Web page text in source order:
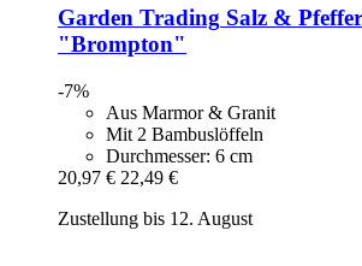
Garden Trading Salz &
"Brompton"
-7%
Aus Marmor & Granit
Mit 2 Bambuslöffeln
Durchmesser: 6 cm
20,97 € 22,49 €
Zustellung bis 12. August